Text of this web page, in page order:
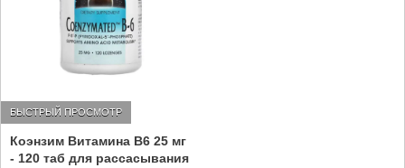
Коэнзим Витамина В6 25 мг
- 120 таб для рассасывания
БЫСТРЫЙ ПРОСМОТР